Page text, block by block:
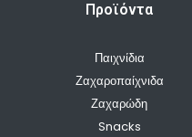
Προϊόντα
Παιχνίδια
Ζαχαροπαίχνιδα
Ζαχαρώδη
Snacks